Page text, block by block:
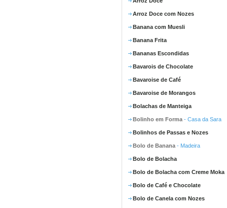
Arroz Doce com Nozes
Banana com Muesli
Banana Frita
Bananas Escondidas
Bavarois de Chocolate
Bavaroise de Café
Bavaroise de Morangos
Bolachas de Manteiga
Bolinho em Forma - Casa da Sara
Bolinhos de Passas e Nozes
Bolo de Banana - Madeira
Bolo de Bolacha
Bolo de Bolacha com Creme Moka
Bolo de Café e Chocolate
Bolo de Canela com Nozes